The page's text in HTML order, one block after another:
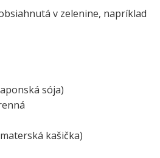
v zelenine, napríklad
sója)
kašička)